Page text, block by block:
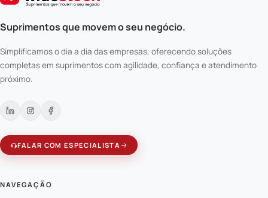
Suprimentos que movem o seu negócio.
Simplificamos o dia a dia das empresas, oferecendo soluções
completas em suprimentos com agilidade, confiança e atendimento
próximo.
FALAR COM ESPECIALISTA
NAVEGAÇÃO